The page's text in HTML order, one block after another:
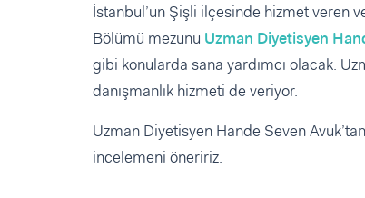
İstanbul’un Şişli ilçesinde hizmet veren
Bölümü mezunu Uzman Diyetisyen
gibi konularda sana yardımcı olacak.
danışmanlık hizmeti de veriyor.
Uzman Diyetisyen Hande Seven
incelemeni öneririz.